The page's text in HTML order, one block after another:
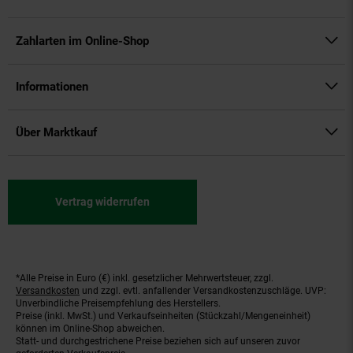
Zahlarten im Online-Shop
Informationen
Über Marktkauf
Vertrag widerrufen
Fußnoten
*Alle Preise in Euro (€) inkl. gesetzlicher Mehrwertsteuer, zzgl.
Versandkosten und zzgl. evtl. anfallender Versandkostenzuschläge. UVP:
Unverbindliche Preisempfehlung des Herstellers.
Preise (inkl. MwSt.) und Verkaufseinheiten (Stückzahl/Mengeneinheit)
können im Online-Shop abweichen.
Statt- und durchgestrichene Preise beziehen sich auf unseren zuvor